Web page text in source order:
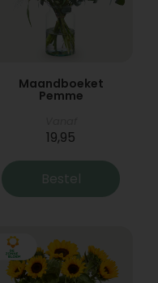
Maandboeket
Pemme
19,95
Bestel